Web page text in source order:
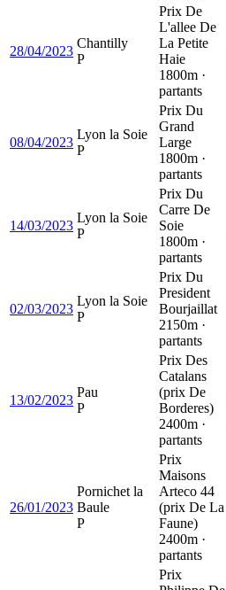
28/04/2023
Chantilly
P
Prix De
L'allee De
La Petite
Haie
1800m ·
partants
08/04/2023
Lyon la Soie
P
Prix Du
Grand
Large
1800m ·
partants
14/03/2023
Lyon la Soie
P
Prix Du
Carre De
Soie
1800m ·
partants
02/03/2023
Lyon la Soie
P
Prix Du
President
Bourjaillat
2150m ·
partants
13/02/2023
Pau
P
Prix Des
Catalans
(prix De
Borderes)
2400m ·
partants
26/01/2023
Pornichet la
Baule
P
Prix
Maisons
Arteco 44
(prix De La
Faune)
2400m ·
partants
Prix